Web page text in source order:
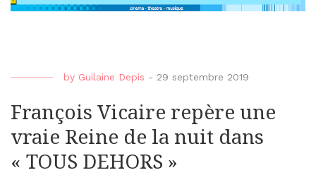
by Guilaine Depis - 29 septembre 2019
François Vicaire repère une
vraie Reine de la nuit dans
« TOUS DEHORS »